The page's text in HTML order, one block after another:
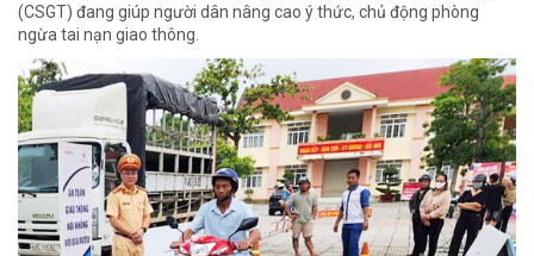
(CSGT) đang giúp người dân nâng cao ý thức, chủ động phòng
ngừa tai nạn giao thông.